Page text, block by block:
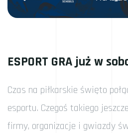
ESPORT GRA już w
Czas na piłkarskie święto
esportu. Czegoś takiego
firmy, organizacje i gwiazdy